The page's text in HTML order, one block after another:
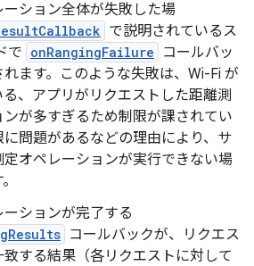
ション全体が失敗した場
で説明されているス
で onRangingFailure
コールバッ
ます。このような失敗は、Wi-Fi が
、アプリがリクエストした距離測
が多すぎるため制限が課されてい
に問題があるなどの理由により、サ
オペレーションが実行できない場
ションが完了する
コールバックが、リクエス
致する結果（各リクエストに対して